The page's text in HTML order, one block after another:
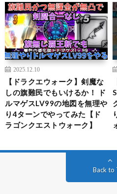
2025.12.10
【ドラクエウォーク】剣魔な
しの旗難民でもいけるか！ ド
ルマゲスLV99の地図を無理や
り4ターンでやってみた【ド
ラゴンクエストウォーク】
Back to